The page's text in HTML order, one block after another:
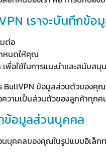
เราจะบันทึกข้อ
ต่อ
หนดให้คุณ
พื่อใช้ในการแนะนำและสนับสนุ
BullVPN ข้อมูลส่วนตัวของคุณ
ความเป็นส่วนตัวของลูกค้าทุก
ข้อมูลส่วนบุคคล
นบุคคลของคุณในรูปแบบอิเล็